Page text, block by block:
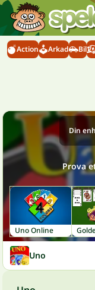
Action Arkad Bil
Din
Prova
Uno Online
Uno